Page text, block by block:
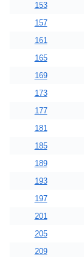
153
157
161
165
169
173
177
181
185
189
193
197
201
205
209